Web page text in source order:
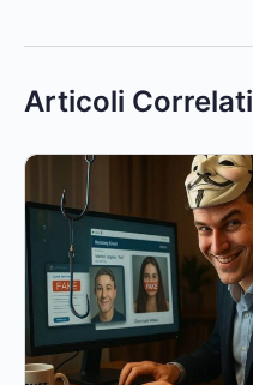
Articoli Correlati